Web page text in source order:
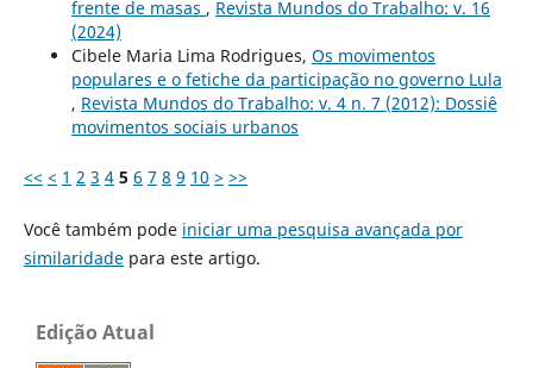
frente de masas , Revista Mundos do Trabalho: v. 16
(2024)
Cibele Maria Lima Rodrigues, Os movimentos
populares e o fetiche da participação no governo Lula
, Revista Mundos do Trabalho: v. 4 n. 7 (2012): Dossiê
movimentos sociais urbanos
<< < 1 2 3 4 5 6 7 8 9 10 > >>
Você também pode iniciar uma pesquisa avançada por
similaridadepara este artigo.
Edição Atual